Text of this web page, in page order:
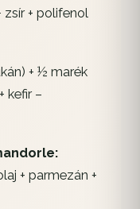
zsír + polifenol
+ ½ marék
kefir –
+ parmezán +